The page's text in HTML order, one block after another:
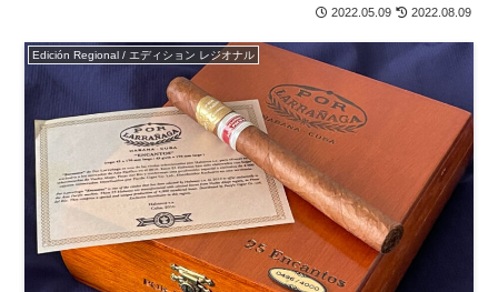
2022.05.09 2022.08.09
Edición Regional / エディション レジオナル